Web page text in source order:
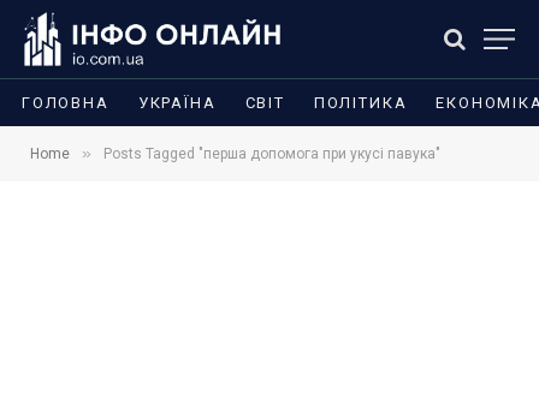
ГОЛОВНА УКРАЇНА СВІТ ПОЛІТИКА
Home » Posts Tagged "перша допомога при укусі павука"